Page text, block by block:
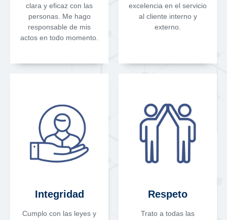
clara y eficaz con las
personas. Me hago
responsable de mis
actos en todo momento.
excelencia en el servicio
al cliente interno y
externo.
Integridad
Cumplo con las leyes y
Respeto
Trato a todas las